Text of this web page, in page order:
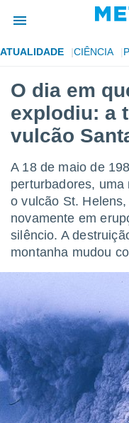
foi
para
fornecidas
a este
e
ou
permite-
a nossa
ACEITAR
ATUALIDADE CIÊNCIA
O dia em
explodiu: a
vulcão
A 18 de maio de
perturbadores,
o vulcão St.
novamente em
silêncio. A
montanha mudou